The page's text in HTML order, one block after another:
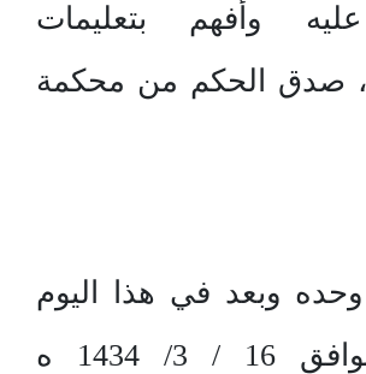
وأفهم بتعليمات
، صدق الحكم من محكمة
وحده وبعد في هذا اليوم
الاثنين الموافق 16 / 3/ 1434 ه